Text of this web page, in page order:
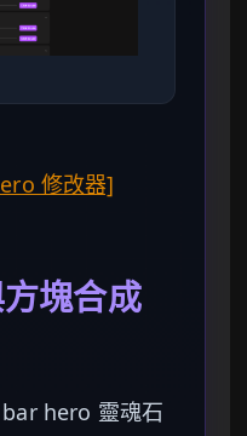
修改器]
塊合成
hero 靈魂石